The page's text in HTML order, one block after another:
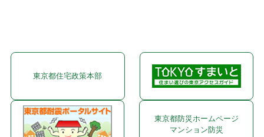
東京都住宅政策本部
東京都防災ホームページ
マンション防災